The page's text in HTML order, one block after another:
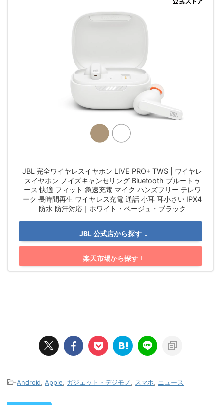
JBL 完全ワイヤレスイヤホン LIVE PRO+ TWS | ワイヤレ
スイヤホン ノイズキャンセリング Bluetooth ブルートゥ
ース 快適 フィット 急速充電 マイク ハンズフリー テレワ
ーク 長時間再生 ワイヤレス充電 通話 小耳 耳小さい IPX4
防水 防汗対応｜ホワイト・ベージュ・ブラック
JBL 公式店から探す
楽天市場から探す
-Android, Apple, ガジェット・デジモノ, スマホ, ニュース